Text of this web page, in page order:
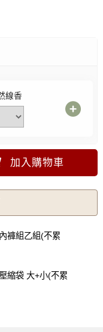
線香
加入購物車
褲組乙組(不累
縮袋 大+小(不累